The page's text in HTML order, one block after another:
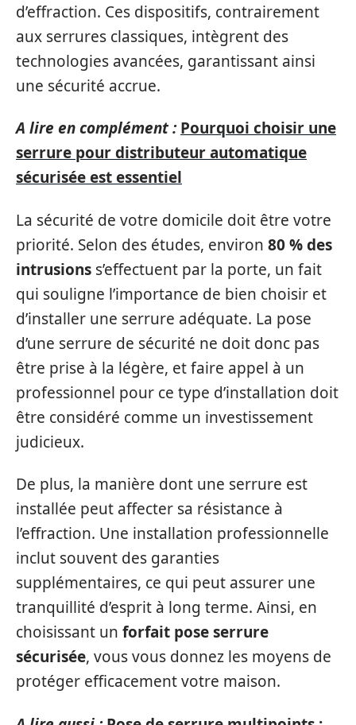
d’effraction. Ces dispositifs, contrairement
aux serrures classiques, intègrent des
technologies avancées, garantissant ainsi
une sécurité accrue.
A lire en complément : Pourquoi choisir une
serrure pour distributeur automatique
sécurisée est essentiel
La sécurité de votre domicile doit être votre
priorité. Selon des études, environ 80 % des
intrusions s’effectuent par la porte, un fait
qui souligne l’importance de bien choisir et
d’installer une serrure adéquate. La pose
d’une serrure de sécurité ne doit donc pas
être prise à la légère, et faire appel à un
professionnel pour ce type d’installation doit
être considéré comme un investissement
judicieux.
De plus, la manière dont une serrure est
installée peut affecter sa résistance à
l’effraction. Une installation professionnelle
inclut souvent des garanties
supplémentaires, ce qui peut assurer une
tranquillité d’esprit à long terme. Ainsi, en
choisissant un forfait pose serrure
sécurisée, vous vous donnez les moyens de
protéger efficacement votre maison.